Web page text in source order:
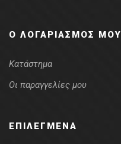
Ο ΛΟΓΑΡΙΑΣΜΌΣ ΜΟΥ
Κατάστημα
Οι παραγγελίες μου
ΕΠΙΛΕΓΜΈΝΑ